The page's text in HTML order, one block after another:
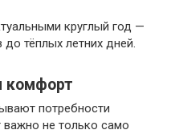
круглый год —
тёплых летних дней.
комфорт
потребности
важно не только само